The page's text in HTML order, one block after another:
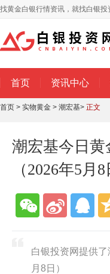
找黄金白银行情资讯，就找白银投
首页 资讯中心
首页 > 实物黄金 > 潮宏基> 正文
潮宏基今日
（2026年5月8
白银投资网提供
月8日）